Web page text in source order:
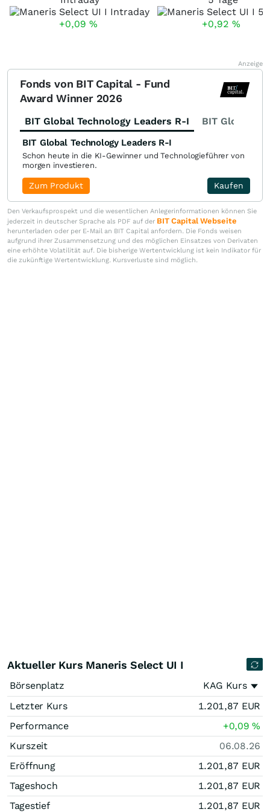
+0,09 % +0,92 %
Anzeige
Fonds von BIT Capital - Fund
Award Winner 2026
BIT Global Technology Leaders R-I BIT Global
BIT Global Technology Leaders R-I
Schon heute in die KI-Gewinner und Technologieführer von
morgen investieren.
Kaufen
Zum Produkt
Den Verkaufsprospekt und die wesentlichen Anlegerinformationen können Sie
jederzeit in deutscher Sprache als PDF auf der BIT Capital Webseite
herunterladen oder per E-Mail an BIT Capital anfordern. Die Fonds weisen
aufgrund ihrer Zusammensetzung und des möglichen Einsatzes von Derivaten
eine erhöhte Volatilität auf. Die bisherige Wertentwicklung ist kein Indikator für
die zukünftige Wertentwicklung. Kursverluste sind möglich.
Aktueller Kurs Maneris Select UI I
Börsenplatz
KAG Kurs
Letzter Kurs
1.201,87 EUR
Performance
+0,09%
Kurszeit
06.08.26
Eröffnung
1.201,87 EUR
Tageshoch
1.201,87 EUR
Tagestief
1.201,87 EUR